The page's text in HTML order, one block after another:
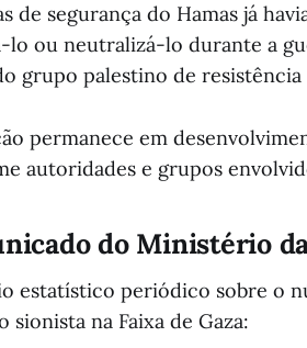
de segurança do Hamas já
lo ou neutralizá-lo durante a
grupo palestino de
permanece em
autoridades e grupos
do Ministério
estatístico periódico sobre o
sionista na Faixa de Gaza: